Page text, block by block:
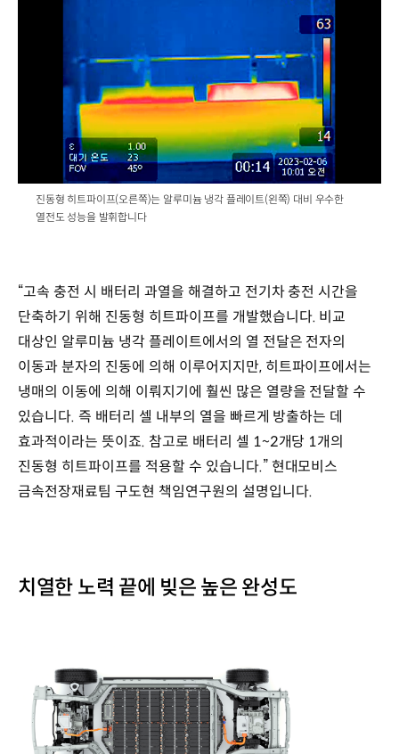
/
진동형 히트파이프(오른쪽)는 알루미늄 냉각 플레이트(왼쪽) 대비 우수한
열전도 성능을 발휘합니다
“고속 충전 시 배터리 과열을 해결하고 전기차 충전 시간을
단축하기 위해 진동형 히트파이프를 개발했습니다. 비교
대상인 알루미늄 냉각 플레이트에서의 열 전달은 전자의
이동과 분자의 진동에 의해 이루어지지만, 히트파이프에서는
냉매의 이동에 의해 이뤄지기에 훨씬 많은 열량을 전달할 수
있습니다. 즉 배터리 셀 내부의 열을 빠르게 방출하는 데
효과적이라는 뜻이죠. 참고로 배터리 셀 1~2개당 1개의
진동형 히트파이프를 적용할 수 있습니다.” 현대모비스
금속전장재료팀 구도현 책임연구원의 설명입니다.
치열한 노력 끝에 빚은 높은 완성도